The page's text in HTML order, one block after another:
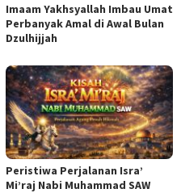
Imaam Yakhsyallah Imbau Umat
Perbanyak Amal di Awal Bulan
Dzulhijjah
Peristiwa Perjalanan Isra’
Mi’raj Nabi Muhammad SAW